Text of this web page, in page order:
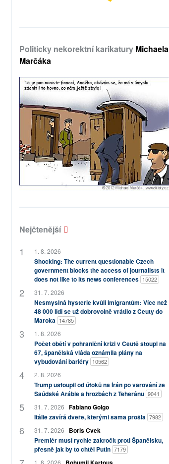
Politicky nekorektní karikatury Michaela
Marčáka
Nejčtenější
1. 8. 2026
Shocking: The current questionable Czech
government blocks the access of journalists it
does not like to its news conferences 15022
31. 7. 2026
Nesmyslná hysterie kvůli imigrantům: Více než
48 000 lidí se už dobrovolně vrátilo z Ceuty do
Maroka 14785
1. 8. 2026
Počet obětí v pohraniční krizi v Ceutě stoupl na
67, španělská vláda oznámila plány na
vybudování bariéry 10562
2. 8. 2026
Trump ustoupil od útoků na Írán po varování ze
Saúdské Arábie a hrozbách z Teheránu 9041
31. 7. 2026 Fabiano Golgo
Itálie zavírá dveře, kterými sama prošla 7982
31. 7. 2026
Boris Cvek
Premiér musí rychle zakročit proti Španělsku,
přesně jak by to chtěl Putin 7179
1. 8. 2026